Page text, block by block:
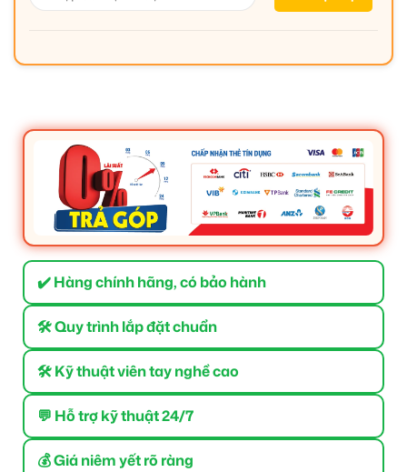
✔️ Hàng chính hãng, có bảo hành
🛠 Quy trình lắp đặt chuẩn
🛠 Kỹ thuật viên tay nghề cao
💬 Hỗ trợ kỹ thuật 24/7
💰 Giá niêm yết rõ ràng